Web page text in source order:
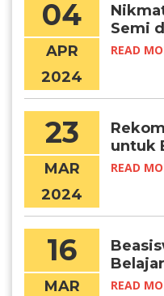
04
APR
2024
Semi
READ
23
MAR
2024
untuk
READ
16
MAR
READ